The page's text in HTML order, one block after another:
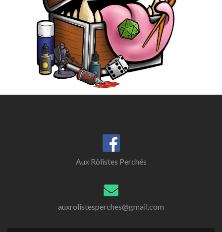
Aux Rôlistes Perchés
auxrolistesperches@gmail.com